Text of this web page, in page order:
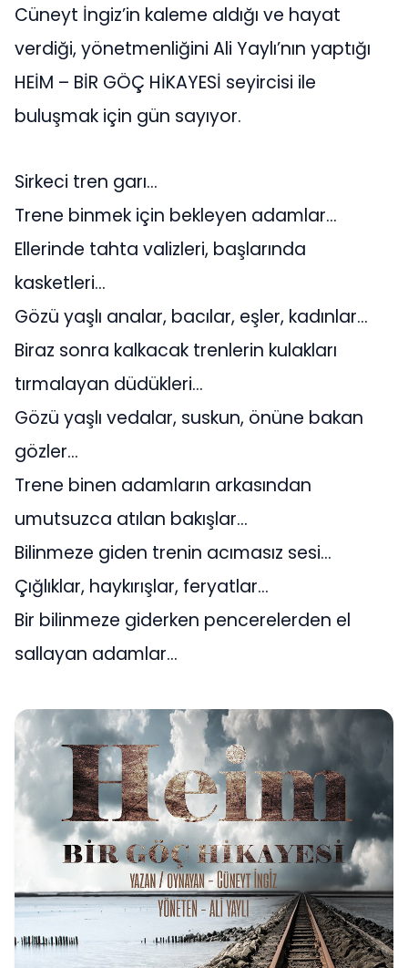
Cüneyt İngiz’in kaleme aldığı ve hayat
verdiği, yönetmenliğini Ali Yaylı’nın yaptığı
HEİM – BİR GÖÇ HİKAYESİ seyircisi ile
buluşmak için gün sayıyor.
Sirkeci tren garı…
Trene binmek için bekleyen adamlar…
Ellerinde tahta valizleri, başlarında
kasketleri…
Gözü yaşlı analar, bacılar, eşler, kadınlar…
Biraz sonra kalkacak trenlerin kulakları
tırmalayan düdükleri…
Gözü yaşlı vedalar, suskun, önüne bakan
gözler…
Trene binen adamların arkasından
umutsuzca atılan bakışlar…
Bilinmeze giden trenin acımasız sesi…
Çığlıklar, haykırışlar, feryatlar…
Bir bilinmeze giderken pencerelerden el
sallayan adamlar…